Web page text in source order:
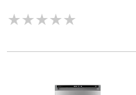
★★★★★
★★★★★